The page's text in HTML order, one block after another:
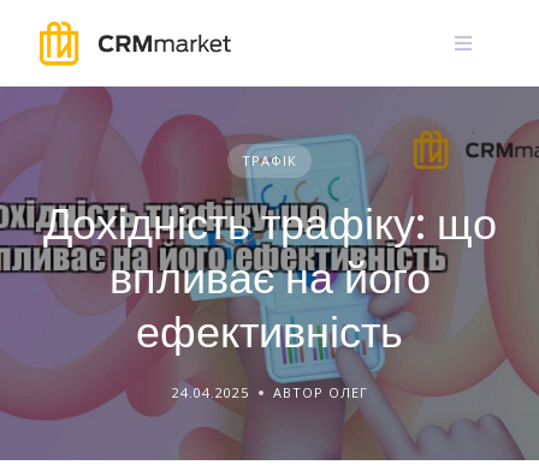
content
ТРАФІК
Дохідність трафіку: що
впливає на його
ефективність
24.04.2025 АВТОР ОЛЕГ